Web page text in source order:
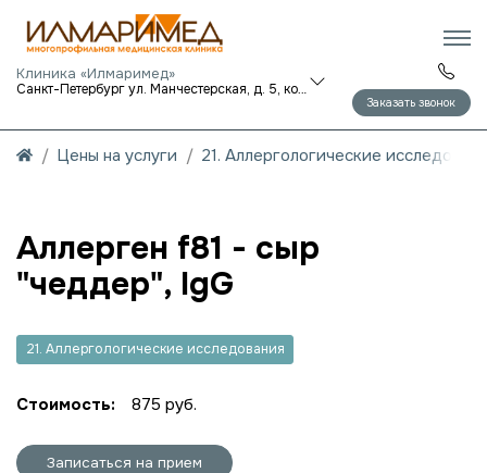
Клиника «Илмаримед»
Санкт-Петербург ул. Манчестерская, д. 5, корп. 1
Заказать звонок
Цены на услуги 21. Аллергологические
Аллерген f81 - сыр
"чеддер", IgG
21. Аллергологические исследования
Стоимость: 875 руб.
Записаться на прием